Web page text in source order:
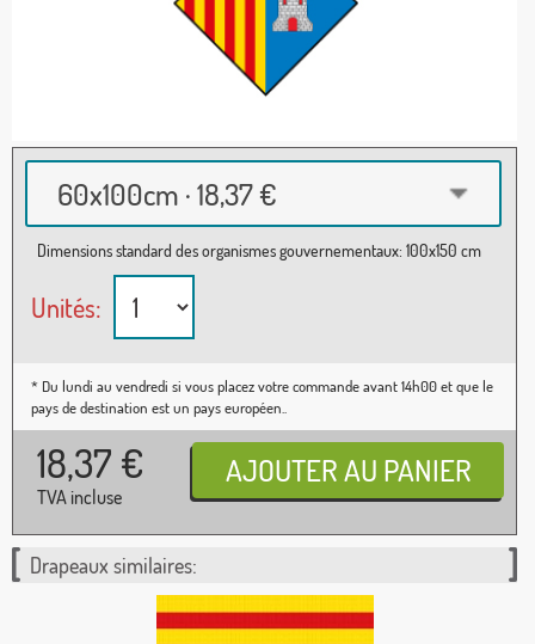
60x100cm · 18,37 €
Dimensions standard des organismes gouvernementaux: 100x150 cm
Unités:
* Du lundi au vendredi si vous placez votre commande avant 14h00 et que le
pays de destination est un pays européen..
18,37 €
TVA incluse
Drapeaux similaires: